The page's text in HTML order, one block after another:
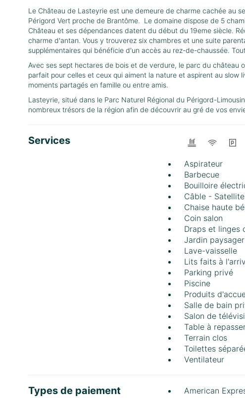
Le Château de Lasteyrie est une demeure de charme cachée au
Périgord Vert proche de Brantôme. Le domaine dispose de 5
Château et ses dépendances datent du début du 19eme siècle.
charme d'antan. Vous y trouverez six chambres et une suite
supplémentaires qui bénéficie d'un accès au rez-de-chaussée.
Avec ses sept hectares de bois et de verdure, le parc du château
parfait pour celles et ceux qui aiment la nature et aspirent au slow
moments partagés en famille ou entre amis.
Lasteyrie, situé dans le Parc Naturel Régional du Périgord-
nombreux trésors de la région afin de découvrir au gré de vos
Services
Aspirateur
Barbecue
Bouilloire
Câble - Satellite
Chaise haute
Coin salon
Draps et linges
Jardin paysager
Lave-vaisselle
Lits faits à
Parking privé
Piscine
Produits
Salle de bain
Salon de
Table à
Terrain clos
Toilettes
Ventilateur
Types de paiement American